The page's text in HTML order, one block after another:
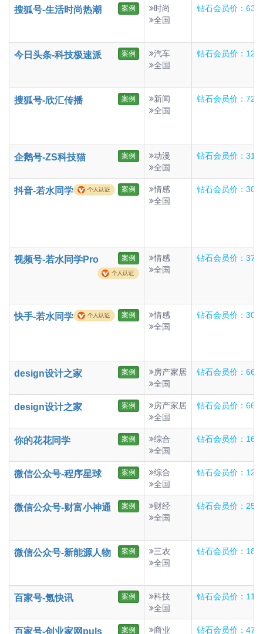
搜狐号-生活时尚热潮 案例
时尚
全国
钻石会员价：63元
今日头条-科技极速派 案例
汽车
全国
钻石会员价：124
搜狐号-欣汇传播 案例
新闻
全国
钻石会员价：72元
企鹅号-ZS科技猫 案例
动漫
全国
钻石会员价：31元
抖音-若水同学 案例
情感
全国
钻石会员价：300
视频号-若水同学Pro 案例
情感
全国
钻石会员价：375
快手-若水同学 案例
情感
全国
钻石会员价：300
design设计之家 案例
房产家居
全国
钻石会员价：66元
design设计之家 案例
房产家居
全国
钻石会员价：66元
你的花花同学 案例
综合
全国
钻石会员价：
微信公众号-程序星球 案例
综合
全国
钻石会员价：
微信公众号-财富小神通 案例
财经
全国
钻石会员价：25元
微信公众号-新能源人物 案例
三农
全国
钻石会员价：18元
百家号-氪快讯 案例
科技
全国
钻石会员价：117
百家号-创业家网puls 案例 商业 钻石会员价：476